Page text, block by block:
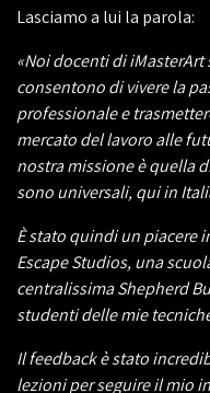
Lasciamo a lui la parola:
«Noi docenti di
consentono di vivere la
professionale e
mercato del lavoro alle
nostra missione è quella
sono universali, qui in
È stato quindi un piacere
Escape Studios, una
centralissima Shepherd
studenti delle mie
Il feedback è stato
lezioni per seguire il mio